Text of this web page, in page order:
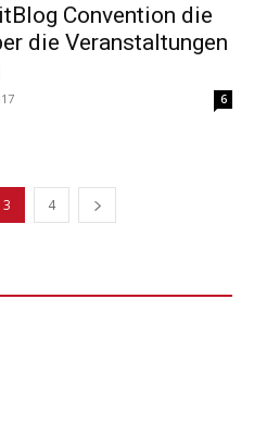
Convention die
die Veranstaltungen
6
3 4